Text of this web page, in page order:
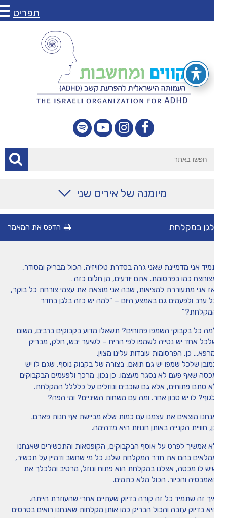
מיומנה של איריס שני
מאמרים
טיפים
משחקים ופעילויות
הכה את המומחה
במקלחת הדפס את המאמר
אני מדמיינת שאני גרה בסדרת טלוויזיה, הכול מבריק ומסודר,
כמו בפרסומת. אתם יודעים, מן חלום כזה…
אני מתעוררת למציאות, שבה אני מוצאת את עצמי צורחת כל בוקר,
ערב ולפעמים גם באמצע היום – "למה יש כזה בלגן בחדר
כל בקבוקי השמפו פתוחים? תשאלו מדוע בקבוקים ברבים, משום
אחד יש נטייה לשמפו לפי הריח – לשיער יבש, חלק, מבריק
כן, הפרסומות עובדות עלינו מצוין.
שלכל שמפו יש גם תואם, בצורה של בקבוק נוסף, שגם לו יש
שאף פעם לא נסגר מעצמו, כן נכון, מרכך ולפעמים הבקבוקים
סתם פתוחים, אלא גם שוכבים ונוזלים על כלללל המקלחת.
לו יש סבון אחר. ומה עם משחות השיניים? ומי הפה?
מוצאים את עצמנו עם כמות שלא מביישת אף חנות פארם.
חוויית הקנייה באותן חנויות היא מדהימה.
אמשיך לפרט על אוסף הבקבוקים, הקופסאות והתכשירים שאנחנו
בהם את חדר המקלחת שלנו. כל מי שחשב ודמיין על תכשיר,
לו מכסה, אצלנו במקלחת הוא פתוח ונוזל, מרטיב ומלכלך את
והכיור. הכול מלא כתמים.
זה שתמיד כל זה קורה בדיוק שעתיים אחרי שהעוזרת הייתה.
בדיוק עזבה והכול הבריק כמו אותן מקלחות שאנחנו רואים בסרטים
תפריט